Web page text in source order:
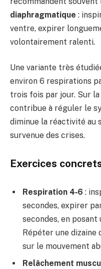
diaphragmatique :
ventre, expirer
volontairement ralenti.
Une variante très
environ 6 respirations
trois fois par jour. Sur
contribue à réguler le
diminue la réactivité au
survenue des crises.
Exercices
Respiration 4‑6 :
secondes, expirer
secondes, en
Répéter une
sur le mouvement
Relâchement